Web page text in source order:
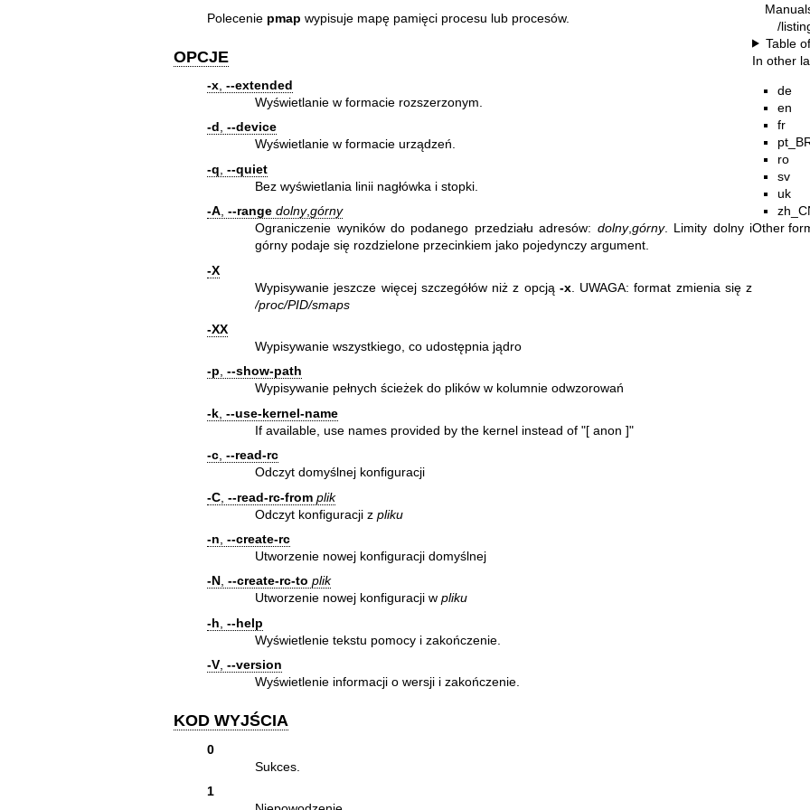
Polecenie pmap wypisuje mapę pamięci procesu lub procesów.
OPCJE
-x, --extended
Wyświetlanie w formacie rozszerzonym.
-d, --device
Wyświetlanie w formacie urządzeń.
-q --quiet
Bez wyświetlania linii nagłówka i stopki.
-A, --range dolny,górny
Ograniczenie wyników do podanego przedziału adresów: dolny,górny. Limity dolny i
górny podaje się rozdzielone przecinkiem jako pojedynczy argument.
-X
Wypisywanie jeszcze więcej szczegółów niż z opcją -x. UWAGA: format zmienia się z
/proc/PID/smaps
-XX
Wypisywanie wszystkiego, co udostępnia jądro
-p, --show-path
Wypisywanie pełnych ścieżek do plików w kolumnie odwzorowań
-k, --use-kernel-name
If available, use names provided by the kernel instead of "[ anon ]"
-c, --read-rc
Odczyt domyślnej konfiguracji
-C, --read-rc-from plik
Odczyt konfiguracji zpliku
-n --create-rc
Utworzenie nowej konfiguracji domyślnej
-N, --create-rc-to plik
Utworzenie nowej konfiguracji wpliku
-h --help
Wyświetlenie tekstu pomocy i zakończenie.
-V, --version
Wyświetlenie informacji o wersji i zakończenie.
KOD WYJŚCIA
0
Sukces.
1
/
Table
In other
de
en
fr
ro
sv
uk
Other